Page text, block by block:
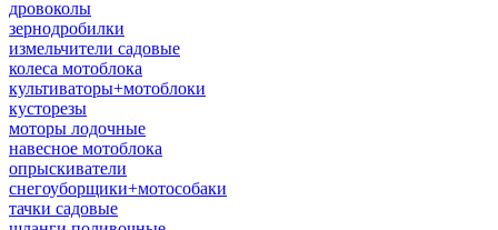
дровоколы
зернодробилки
измельчители садовые
колеса мотоблока
культиваторы+мотоблоки
кусторезы
моторы лодочные
навесное мотоблока
опрыскиватели
снегоуборщики+мотособаки
тачки садовые